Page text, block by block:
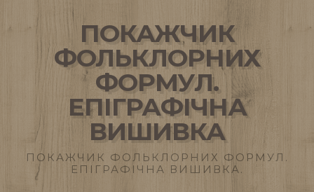
ПОКАЖЧИК
ФОЛЬКЛОРНИХ
ФОРМУЛ.
ЕПІГРАФІЧНА
ВИШИВКА
ПОКАЖЧИК ФОЛЬКЛОРНИХ ФОРМУЛ.
ЕПІГРАФІЧНА ВИШИВКА.